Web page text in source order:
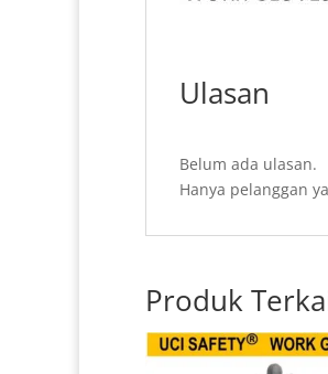
Ulasan
Belum ada ulasan.
Hanya pelanggan
Produk